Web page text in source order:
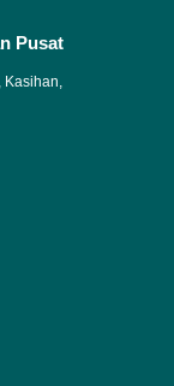
Pusat
Kasihan,